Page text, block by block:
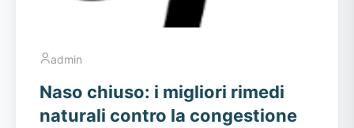
admin
Naso chiuso: i migliori rimedi
naturali contro la congestione